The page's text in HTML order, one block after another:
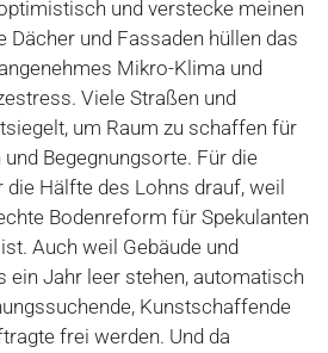
und verstecke meinen
Dächer und Fassaden hüllen das
Mikro-Klima und
Viele Straßen und
um Raum zu schaffen für
Begegnungsorte. Für die
Hälfte des Lohns drauf, weil
Bodenreform für Spekulanten
Auch weil Gebäude und
ein Jahr leer stehen, automatisch
Kunstschaffende
frei werden. Und da